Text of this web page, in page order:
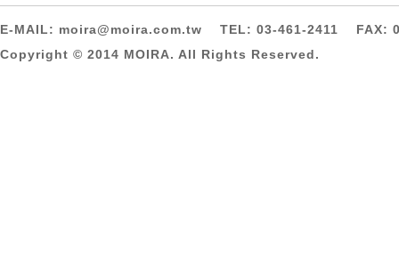
E-MAIL: moira@moira.com.tw TEL: 03-461-2411 FAX:
Copyright © 2014 MOIRA. All Rights Reserved.